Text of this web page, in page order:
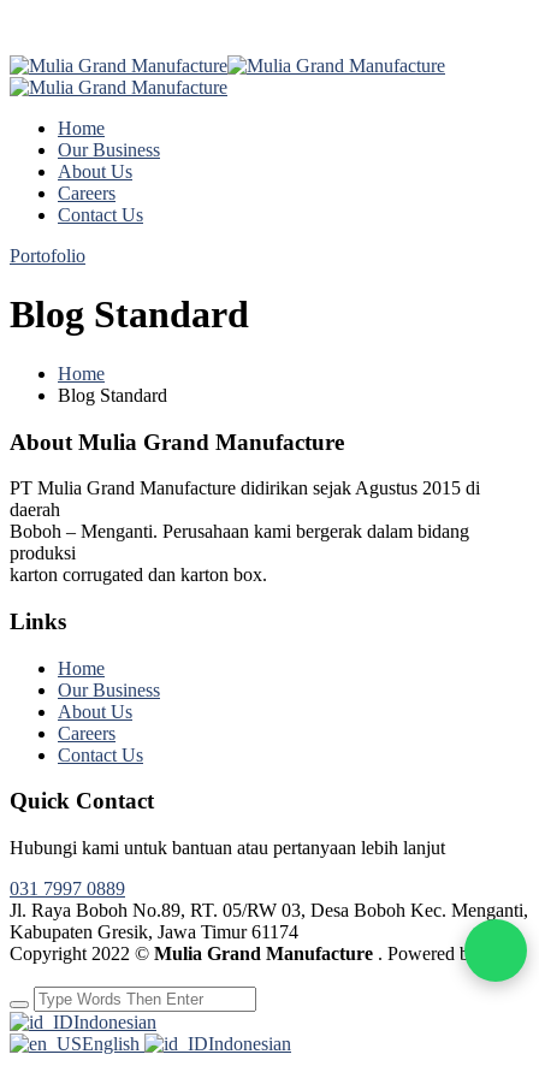
Home
Our Business
About Us
Careers
Contact Us
Portofolio
Blog Standard
Home
Blog Standard
About Mulia Grand Manufacture
PT Mulia Grand Manufacture didirikan sejak Agustus 2015 di
daerah
Boboh – Menganti. Perusahaan kami bergerak dalam bidang
produksi
karton corrugated dan karton box.
Links
Home
Our Business
About Us
Careers
Contact Us
Quick Contact
Hubungi kami untuk bantuan atau pertanyaan lebih lanjut
031 7997 0889
Jl. Raya Boboh No.89, RT. 05/RW 03, Desa Boboh Kec. Menganti,
Kabupaten Gresik, Jawa Timur 61174
Copyright 2022 © Mulia Grand Manufacture . Powered by
Indonesian
English
Indonesian